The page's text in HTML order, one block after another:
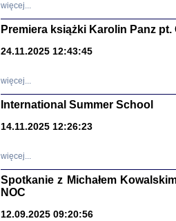
więcej...
Premiera książki Karolin Panz
24.11.2025 12:43:45
więcej...
International Summer School
14.11.2025 12:26:23
więcej...
Spotkanie z Michałem
NOC
12.09.2025 09:20:56